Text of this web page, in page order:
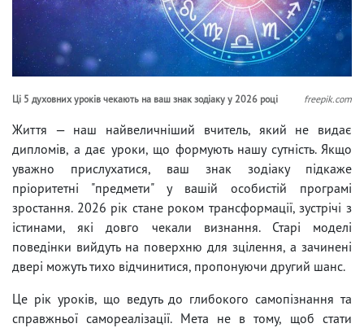
Ці 5 духовних уроків чекають на ваш знак зодіаку у 2026 році freepik.com
Життя — наш найвеличніший вчитель, який не видає
дипломів, а дає уроки, що формують нашу сутність. Якщо
уважно прислухатися, ваш знак зодіаку підкаже
пріоритетні "предмети" у вашій особистій програмі
зростання. 2026 рік стане роком трансформації, зустрічі з
істинами, які довго чекали визнання. Старі моделі
поведінки вийдуть на поверхню для зцілення, а зачинені
двері можуть тихо відчинитися, пропонуючи другий шанс.
Це рік уроків, що ведуть до глибокого самопізнання та
справжньої самореалізації. Мета не в тому, щоб стати